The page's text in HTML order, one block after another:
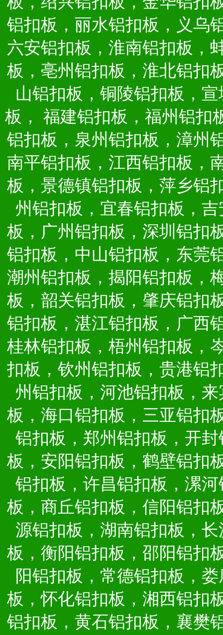
铝扣板，丽水铝扣板，义乌
六安铝扣板，淮南铝扣板，
板，亳州铝扣板，淮北铝扣
山铝扣板，铜陵铝扣板，
板，
福建铝扣板，福州铝扣
铝扣板，泉州铝扣板，漳州
南平铝扣板，江西铝扣板，
板，景德镇铝扣板，萍乡铝
州铝扣板，宜春铝扣板，
板，广州铝扣板，深圳铝扣
铝扣板，中山铝扣板，东莞
潮州铝扣板，揭阳铝扣板，
板，韶关铝扣板，肇庆铝扣
铝扣板，湛江铝扣板，广西
桂林铝扣板，梧州铝扣板，
扣板，钦州铝扣板，贵港铝
州铝扣板，河池铝扣板，
板，海口铝扣板，三亚铝扣
铝扣板，郑州铝扣板，开
板，安阳铝扣板，鹤壁铝扣
铝扣板，许昌铝扣板，漯
板，商丘铝扣板，信阳铝扣
源铝扣板，湖南铝扣板，
板，衡阳铝扣板，邵阳铝扣
阳铝扣板，常德铝扣板，
板，怀化铝扣板，湘西铝扣
铝扣板，黄石铝扣板，襄樊